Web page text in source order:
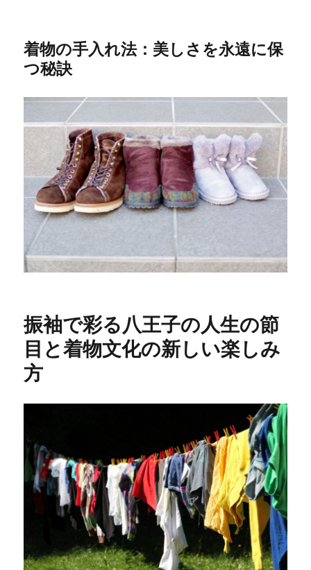
着物の手入れ法：美しさを永遠に保
つ秘訣
振袖で彩る八王子の人生の節
目と着物文化の新しい楽しみ
方